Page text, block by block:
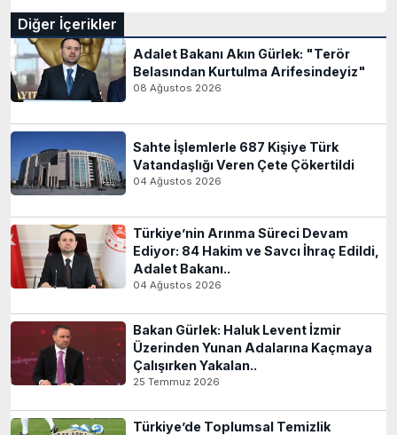
Diğer İçerikler
Adalet Bakanı Akın Gürlek: "Terör
Belasından Kurtulma Arifesindeyiz"
08 Ağustos 2026
Sahte İşlemlerle 687 Kişiye Türk
Vatandaşlığı Veren Çete Çökertildi
04 Ağustos 2026
Türkiye’nin Arınma Süreci Devam
Ediyor: 84 Hakim ve Savcı İhraç Edildi,
Adalet Bakanı..
04 Ağustos 2026
Bakan Gürlek: Haluk Levent İzmir
Üzerinden Yunan Adalarına Kaçmaya
Çalışırken Yakalan..
25 Temmuz 2026
Türkiye’de Toplumsal Temizlik